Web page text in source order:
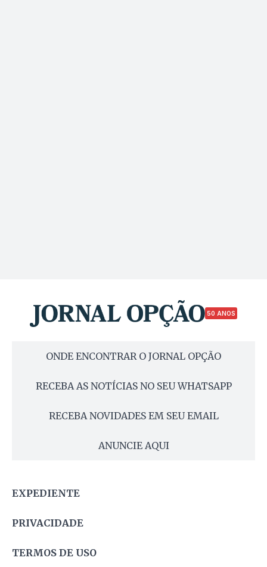
50 ANOS
ONDE ENCONTRAR O JORNAL OPÇÃO
RECEBA AS NOTÍCIAS NO SEU WHATSAPP
RECEBA NOVIDADES EM SEU EMAIL
ANUNCIE AQUI
EXPEDIENTE
PRIVACIDADE
TERMOS DE USO